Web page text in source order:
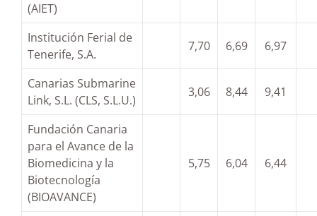
(AIET)
Institución Ferial de
Tenerife, S.A.
7,70 6,69 6,97
Canarias Submarine
Link, S.L. (CLS, S.L.U.)
3,06 8,44 9,41
Fundación Canaria
para el Avance de la
Biomedicina y la
Biotecnología
(BIOAVANCE)
5,75 6,04 6,44